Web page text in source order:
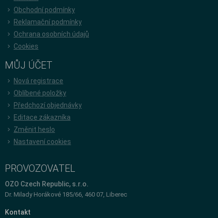
Obchodní podmínky
Reklamační podmínky
Ochrana osobních údajů
Cookies
MŮJ ÚČET
Nová registrace
Oblíbené položky
Předchozí objednávky
Editace zákazníka
Změnit heslo
Nastavení cookies
PROVOZOVATEL
OZO Czech Republic, s.r.o.
Dr. Milady Horákové 185/66, 460 07, Liberec
Kontakt